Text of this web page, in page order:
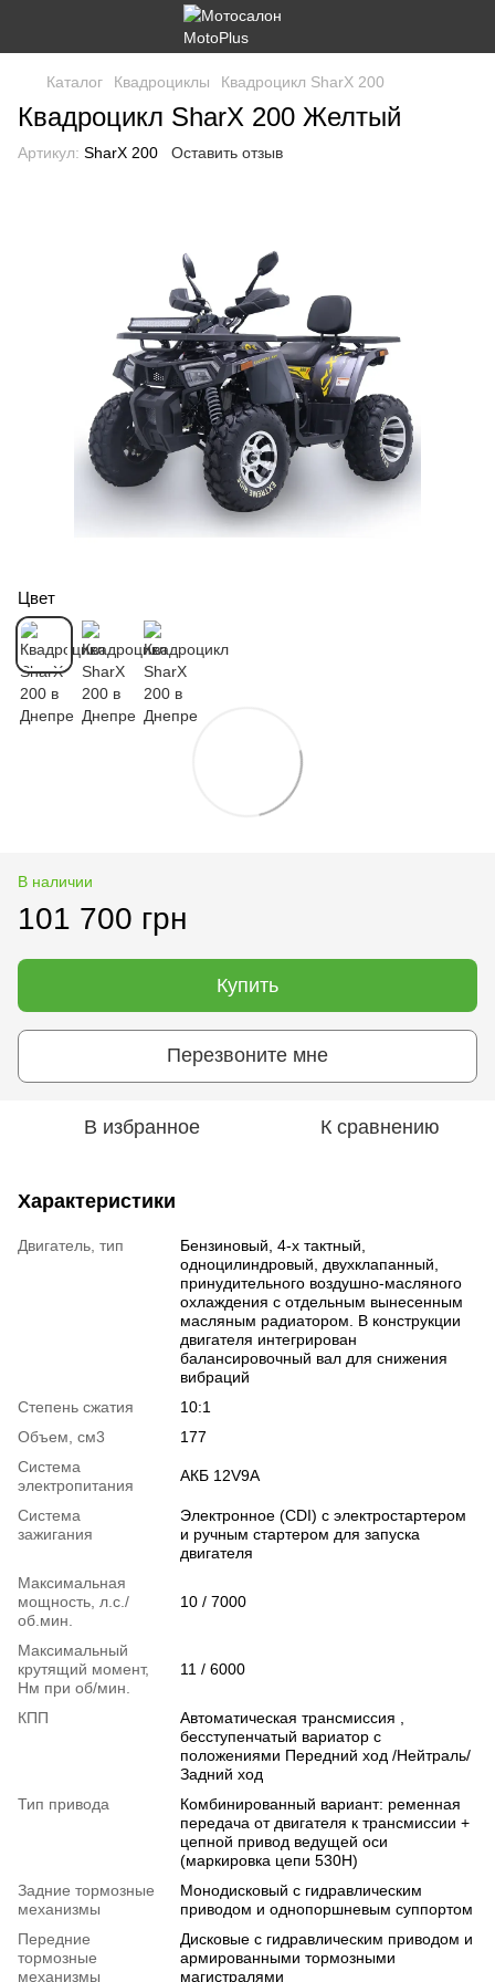
Каталог Квадроциклы Квадроцикл SharX 200
Квадроцикл SharX 200 Желтый
Артикул: SharX 200 Оставить отзыв
Цвет
В наличии
101 700 грн
Купить
Перезвоните мне
В избранное К сравнению
Характеристики
Двигатель, тип
Бензиновый, 4-х тактный,
одноцилиндровый, двухклапанный,
принудительного воздушно-масляного
охлаждения с отдельным вынесенным
масляным радиатором. В конструкции
двигателя интегрирован
балансировочный вал для снижения
вибраций
Степень сжатия
10:1
Объем, см3
177
Система
электропитания
АКБ 12V9А
Система
зажигания
Электронное (CDI) с электростартером
и ручным стартером для запуска
двигателя
Максимальная
мощность, л.с./
об.мин.
10 / 7000
Максимальный
крутящий момент,
Нм при об/мин.
11 / 6000
КПП
Автоматическая трансмиссия ,
бесступенчатый вариатор с
положениями Передний ход /Нейтраль/
Задний ход
Тип привода
Комбинированный вариант: ременная
передача от двигателя к трансмиссии +
цепной привод ведущей оси
(маркировка цепи 530H)
Задние тормозные
механизмы
Монодисковый с гидравлическим
приводом и однопоршневым суппортом
Передние
тормозные
механизмы
Дисковые с гидравлическим приводом и
армированными тормозными
магистралями